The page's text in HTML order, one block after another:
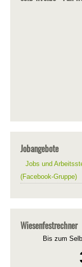
Jobangebote
Jobs und
(Facebook-Gruppe)
Wiesenfestrechner
Bis zum